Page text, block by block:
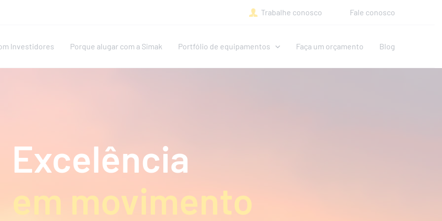
Trabalhe conosco Fale conosco
Investidores Porque alugar com a Simak Portfólio de equipamentos Faça um orçamento Blog
Excelência
em movimento